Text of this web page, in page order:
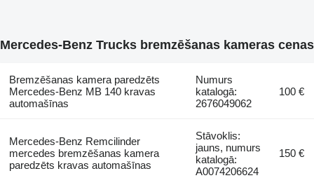
Mercedes-Benz Trucks bremzēšanas kameras cenas
Bremzēšanas kamera paredzēts
Mercedes-Benz MB 140 kravas
automašīnas
Numurs
katalogā:
2676049062
100 €
Mercedes-Benz Remcilinder
mercedes bremzēšanas kamera
paredzēts kravas automašīnas
Stāvoklis:
jauns, numurs
katalogā:
A0074206624
150 €